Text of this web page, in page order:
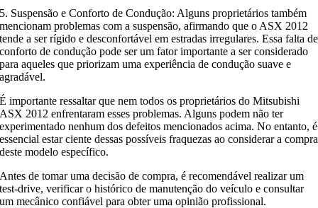
5. Suspensão e Conforto de Condução: Alguns proprietários também
mencionam problemas com a suspensão, afirmando que o ASX 2012
tende a ser rígido e desconfortável em estradas irregulares. Essa falta de
conforto de condução pode ser um fator importante a ser considerado
para aqueles que priorizam uma experiência de condução suave e
agradável.
É importante ressaltar que nem todos os proprietários do Mitsubishi
ASX 2012 enfrentaram esses problemas. Alguns podem não ter
experimentado nenhum dos defeitos mencionados acima. No entanto, é
essencial estar ciente dessas possíveis fraquezas ao considerar a compra
deste modelo específico.
Antes de tomar uma decisão de compra, é recomendável realizar um
test-drive, verificar o histórico de manutenção do veículo e consultar
um mecânico confiável para obter uma opinião profissional.